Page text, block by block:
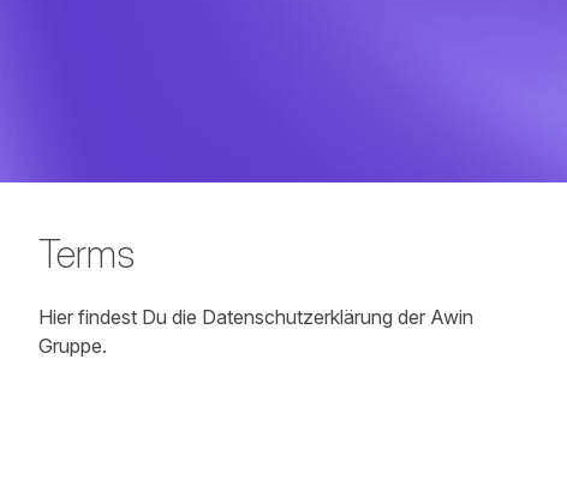
Terms
Hier findest Du die Datenschutzerklärung der Awin
Gruppe.